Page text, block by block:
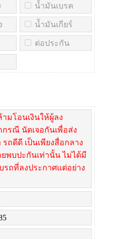
น้ำมันเบรค
น้ำมันเกียร์
ต่อประกัน
ามโอนเงินให้ผู้ลง
รณี นัดเจอกันเพื่อส่ง
ถดีดี เป็นเพียงสื่อกลาง
พบปะกันเท่านั้น ไม่ได้มี
รถที่ลงประกาศแต่อย่าง